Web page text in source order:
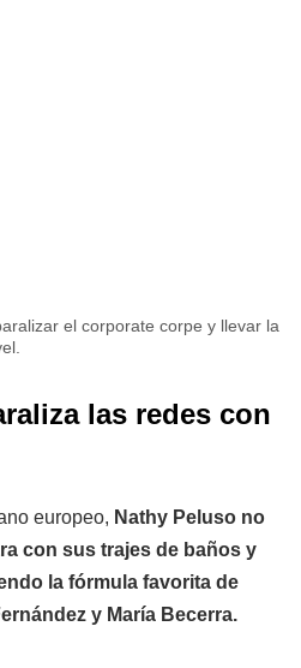
el corporate corpe y llevar la
las redes con
europeo, Nathy Peluso no
con sus trajes de baños y
la fórmula favorita de
y María Becerra.